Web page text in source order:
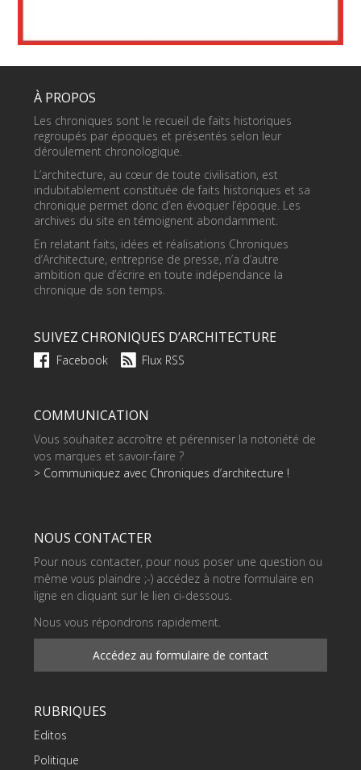
À PROPOS
Les chroniques sont le recueil de faits historiques
regroupés par époques et présentés selon leur
déroulement chronologique.
L’architecture, au cœur de toute civilisation, est
indubitablement constituée de faits historiques et sa
chronique permet donc d’en évoquer l’époque. Les
archives du site en témoignent abondamment.
En relatant faits, idées et réalisations Chroniques
d’Architecture, entreprise de presse, n’a d’autre
ambition que d’écrire en toute indépendance la
chronique de son temps.
SUIVEZ CHRONIQUES D’ARCHITECTURE
Facebook Flux RSS
COMMUNICATION
Vous souhaitez accroître et pérenniser la notoriété de
vos marques et savoir-faire ?
> Communiquez avec Chroniques d’architecture !
NOUS CONTACTER
Pour nous contacter, pour nous poser une question ou
même vous plaindre ;-) accédez à notre formulaire en
ligne en cliquant sur le lien ci-dessous.
Nous vous répondrons rapidement.
Accédez au formulaire de contact
RUBRIQUES
Editos
Politique